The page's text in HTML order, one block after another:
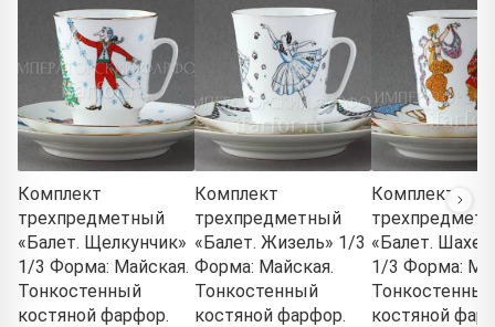
Комплект
трехпредметный
«Балет. Щелкунчик»
1/3 Форма: Майская.
Тонкостенный
костяной фарфор.
Комплект
трехпредметный
«Балет. Жизель» 1/3
Форма: Майская.
Тонкостенный
костяной фарфор.
Комплект
«Балет.
1/3 Форма:
Тонкостенный
костяной